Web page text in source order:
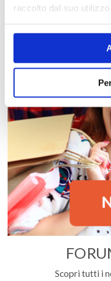
raccolto dal suo utilizzo
Scopri tutti i